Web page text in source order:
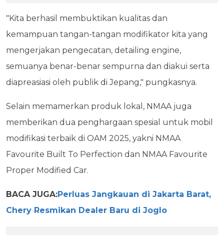
"Kita berhasil membuktikan kualitas dan
kemampuan tangan-tangan modifikator kita yang
mengerjakan pengecatan, detailing engine,
semuanya benar-benar sempurna dan diakui serta
diapreasiasi oleh publik di Jepang," pungkasnya.
Selain memamerkan produk lokal, NMAA juga
memberikan dua penghargaan spesial untuk mobil
modifikasi terbaik di OAM 2025, yakni NMAA
Favourite Built To Perfection dan NMAA Favourite
Proper Modified Car.
BACA JUGA:Perluas Jangkauan di Jakarta Barat,
Chery Resmikan Dealer Baru di Joglo